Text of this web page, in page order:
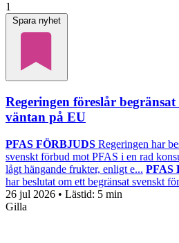
1
Spara nyhet
Regeringen föreslår
väntan på EU
PFAS FÖRBJUDS Regeringen har
svenskt förbud mot PFAS i en rad
lågt hängande frukter, enligt e... PFAS
har beslutat om ett begränsat svenskt
26 jul 2026 • Lästid: 5 min
Gilla